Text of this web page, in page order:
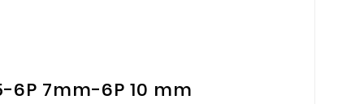
6P 7mm-6P 10 mm